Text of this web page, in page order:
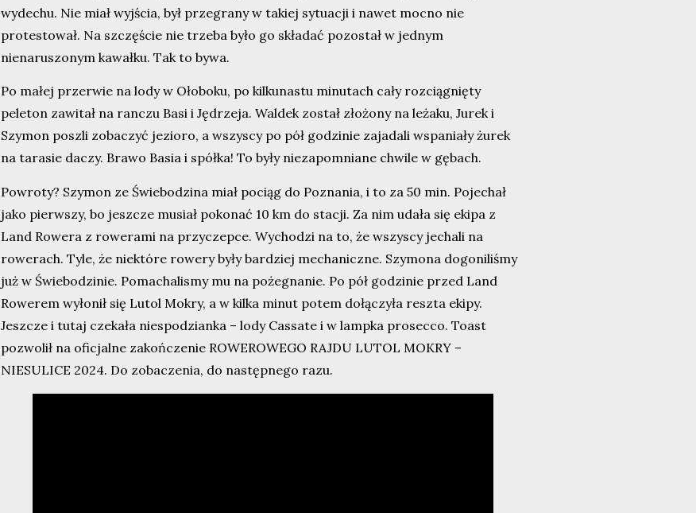
wydechu. Nie miał wyjścia, był przegrany w takiej sytuacji i nawet mocno nie
protestował. Na szczęście nie trzeba było go składać pozostał w jednym
nienaruszonym kawałku. Tak to bywa.
Po małej przerwie na lody w Ołoboku, po kilkunastu minutach cały rozciągnięty
peleton zawitał na ranczu Basi i Jędrzeja. Waldek został złożony na leżaku, Jurek i
Szymon poszli zobaczyć jezioro, a wszyscy po pół godzinie zajadali wspaniały żurek
na tarasie daczy. Brawo Basia i spółka! To były niezapomniane chwile w gębach.
Powroty? Szymon ze Świebodzina miał pociąg do Poznania, i to za 50 min. Pojechał
jako pierwszy, bo jeszcze musiał pokonać 10 km do stacji. Za nim udała się ekipa z
Land Rowera z rowerami na przyczepce. Wychodzi na to, że wszyscy jechali na
rowerach. Tyle, że niektóre rowery były bardziej mechaniczne. Szymona dogoniliśmy
już w Świebodzinie. Pomachalismy mu na pożegnanie. Po pół godzinie przed Land
Rowerem wyłonił się Lutol Mokry, a w kilka minut potem dołączyła reszta ekipy.
Jeszcze i tutaj czekała niespodzianka – lody Cassate i w lampka prosecco. Toast
pozwolił na oficjalne zakończenie ROWEROWEGO RAJDU LUTOL MOKRY –
NIESULICE 2024. Do zobaczenia, do następnego razu.